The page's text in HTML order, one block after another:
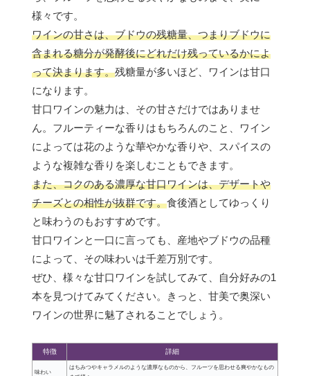
様々です。
ワインの甘さは、ブドウの残糖量、つまりブドウに
含まれる糖分が発酵後にどれだけ残っているかによ
って決まります。残糖量が多いほど、ワインは甘口
になります。
甘口ワインの魅力は、その甘さだけではありませ
ん。フルーティーな香りはもちろんのこと、ワイン
によっては花のような華やかな香りや、スパイスの
ような複雑な香りを楽しむこともできます。
また、コクのある濃厚な甘口ワインは、デザートや
チーズとの相性が抜群です。食後酒としてゆっくり
と味わうのもおすすめです。
甘口ワインと一口に言っても、産地やブドウの品種
によって、その味わいは千差万別です。
ぜひ、様々な甘口ワインを試してみて、自分好みの1
本を見つけてみてください。きっと、甘美で奥深い
ワインの世界に魅了されることでしょう。
特徴 詳細
味わい
はちみつやキャラメルのような濃厚なものから、フルーツを思わせる爽やかなもの